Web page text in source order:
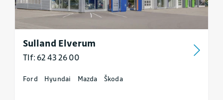
Sulland Elverum
Tlf: 62 43 26 00
Ford Hyundai Mazda Škoda